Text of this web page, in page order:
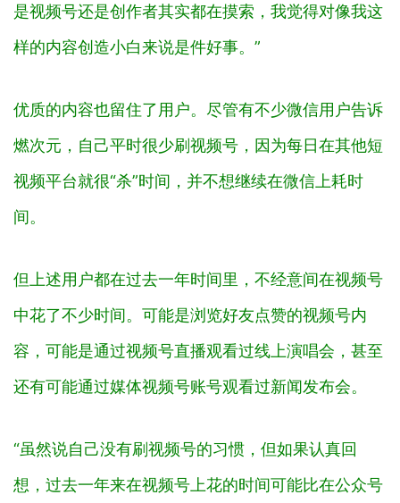
是视频号还是创作者其实都在摸索，我觉得对像我这
样的内容创造小白来说是件好事。”
优质的内容也留住了用户。尽管有不少微信用户告诉
燃次元，自己平时很少刷视频号，因为每日在其他短
视频平台就很“杀”时间，并不想继续在微信上耗时
间。
但上述用户都在过去一年时间里，不经意间在视频号
中花了不少时间。可能是浏览好友点赞的视频号内
容，可能是通过视频号直播观看过线上演唱会，甚至
还有可能通过媒体视频号账号观看过新闻发布会。
“虽然说自己没有刷视频号的习惯，但如果认真回
想，过去一年来在视频号上花的时间可能比在公众号